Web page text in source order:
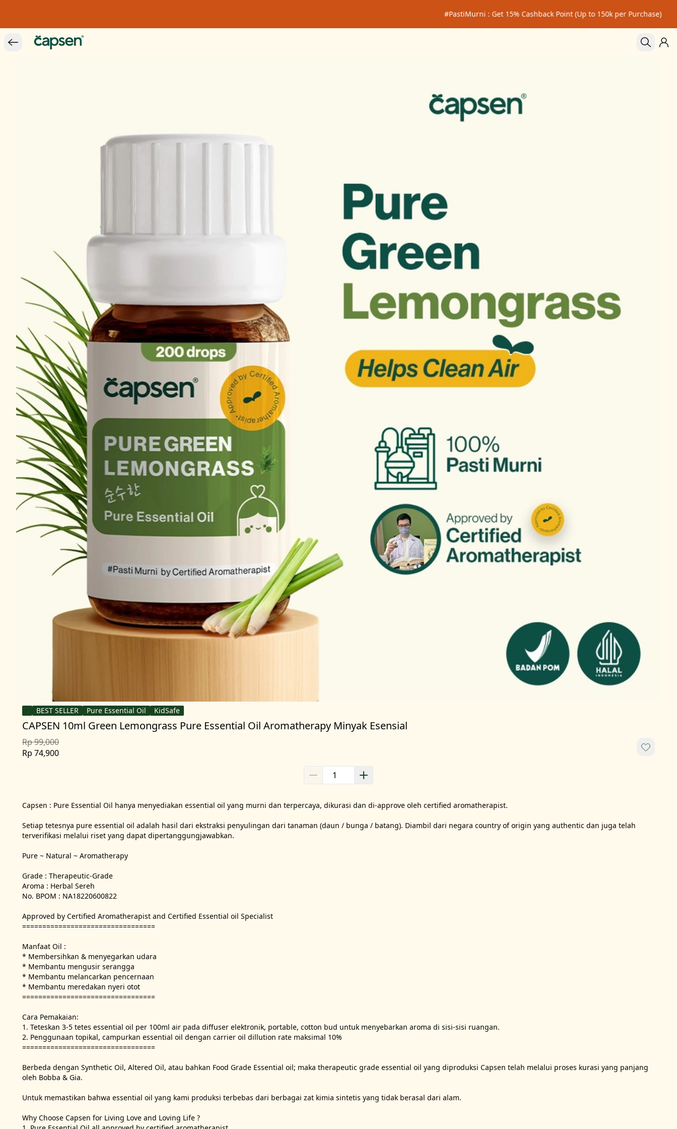
#PastiMurni : Get 15% Cashback Point (Up to 150k per Purchase)
BEST SELLER Pure Essential Oil KidSafe
CAPSEN 10ml Green Lemongrass Pure Essential Oil Aromatherapy Minyak Esensial
Rp 99,000
Rp 74,900
Capsen : Pure Essential Oil hanya menyediakan essential oil yang murni dan terpercaya, dikurasi dan di-approve oleh certified aromatherapist.
Setiap tetesnya pure essential oil adalah hasil dari ekstraksi penyulingan dari tanaman (daun / bunga / batang). Diambil dari negara country of origin yang authentic dan juga telah
terverifikasi melalui riset yang dapat dipertanggungjawabkan.
Pure ~ Natural ~ Aromatherapy
Grade : Therapeutic-Grade
Aroma : Herbal Sereh
No. BPOM : NA18220600822
Approved by Certified Aromatherapist and Certified Essential oil Specialist
=================================
Manfaat Oil :
* Membersihkan & menyegarkan udara
* Membantu mengusir serangga
* Membantu melancarkan pencernaan
* Membantu meredakan nyeri otot
=================================
Cara Pemakaian:
1. Teteskan 3-5 tetes essential oil per 100ml air pada diffuser elektronik, portable, cotton bud untuk menyebarkan aroma di sisi-sisi ruangan.
2. Penggunaan topikal, campurkan essential oil dengan carrier oil dillution rate maksimal 10%
=================================
Berbeda dengan Synthetic Oil, Altered Oil, atau bahkan Food Grade Essential oil; maka therapeutic grade essential oil yang diproduksi Capsen telah melalui proses kurasi yang panjang
oleh Bobba & Gia.
Untuk memastikan bahwa essential oil yang kami produksi terbebas dari berbagai zat kimia sintetis yang tidak berasal dari alam.
Why Choose Capsen for Living Love and Loving Life ?